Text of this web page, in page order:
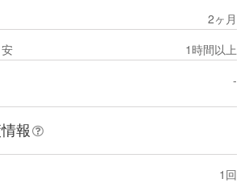
2ヶ月
1時間以上
-
報
1回